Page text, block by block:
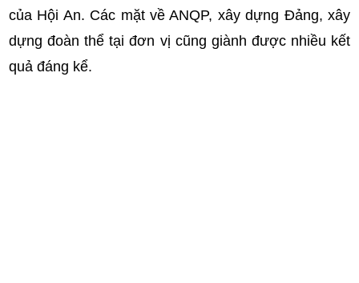
của Hội An. Các mặt về ANQP, xây dựng Đảng, xây
dựng đoàn thể tại đơn vị cũng giành được nhiều kết
quả đáng kể.